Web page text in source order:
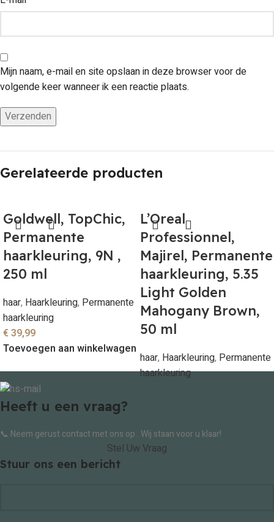
Mijn naam, e-mail en site opslaan in deze browser voor de
volgende keer wanneer ik een reactie plaats.
Gerelateerde producten
Goldwell, TopChic,
Permanente
haarkleuring, 9N ,
250 ml
haar, Haarkleuring, Permanente
haarkleuring
€39,99
Toevoegen aan winkelwagen
L’Oreal
Professionnel,
Majirel, Permanente
haarkleuring, 5.35
Light Golden
Mahogany Brown,
50 ml
haar, Haarkleuring, Permanente
haarkleuring
Heeft u een vraag?
📞 Neem gerust contact met ons op . Wij staan voor u klaar!
Stel Uw Vraag
Stuur ons een bericht